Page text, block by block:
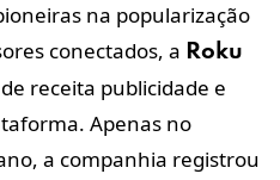
na popularização
conectados, a Roku
receita publicidade e
Apenas no
a companhia registrou